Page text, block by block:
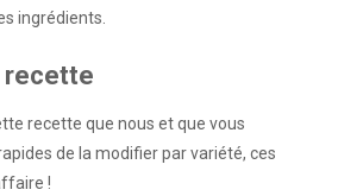
ingrédients.
recette
recette que nous et que vous
de la modifier par variété, ces
!